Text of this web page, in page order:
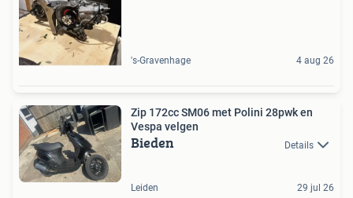
's-Gravenhage 4 aug 26
Zip 172cc SM06 met Polini 28pwk en
Vespa velgen
Bieden Details
Leiden 29 jul 26